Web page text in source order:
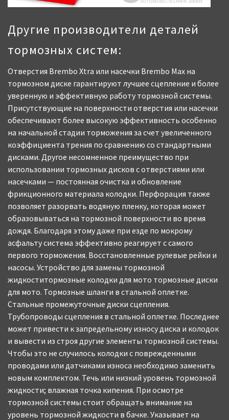
Другие производители деталей
тормозных систем:
Отверстия Brembo Xtra или насечки Brembo Max на
тормозном диске гарантируют лучшее сцепление и более
уверенную и эффективную работу тормозной системы.
Присутствующие на поверхности отверстия или насечки
обеспечивают более высокую эффективность особенно
на начальной стадии торможения за счет увеличенного
коэффициента трения по сравнению со стандартными
дисками. Другое несомненное преимущество при
использовании тормозных дисков с отверстиями или
насечками — постоянная очистка и обновление
фрикционного материала колодки. Перфорация также
позволяет разорвать водяную пленку, которая может
образовываться на тормозной поверхности во время
дождя. Благодаря этому даже при езде по мокрому
асфальту система эффективно реагирует с самого
первого торможения. Восстановленные рулевые рейки и
насосы. Устройство для замены тормозной
жидкоститормозные колодки для мото тормозные диски
для мото. Тормозные шланги в стальной оплетке.
Стальные промежуточные диски сцепления.
Трубопроводы сцепления в стальной оплетке. Последнее
может привести к запредельному износу диска и колодок
и вывести из строя другие элементы тормозной системы.
Чтобы это не случилось колодки с поврежденными
проводами или датчиками износа необходимо заменить
новым комплектом. Течь или низкий уровень тормозной
жидкости; влажная точка кипения. При осмотре
тормозной системы стоит обращать внимание на
уровень тормозной жидкости в бачке. Указывает на